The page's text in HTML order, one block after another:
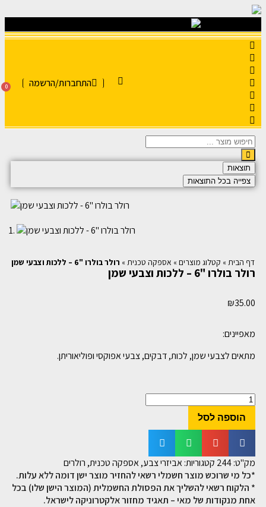
התחברות/הרשמה 0
תוצאות
צפייה בכל התוצאות
דף הבית» קטלוג מוצרים» אספקה טכנית» רולר בולרו "6 – ללכות וצבעי שמן
רולר בולרו "6 – ללכות וצבעי שמן
₪35.00
מאפיינים:
מתאים לצבעי שמן, לכות, דבקים, צבעי אפוקסי ופוליאוריתן.
הוספה לסל
מק"ט:244 קטגוריות:אביזרי צבע,אספקה טכנית, רולרים
*כל מי שרוכש מוצר חשמלי רשאי להחזיר מוצר ישן דומה ללא עלות.
* הלקוח רשאי להשליך את הפסולת החשמלית (המוצר הישן שלו) בכל
אחת מנקודות של מאי – תאגיד מחזור אלקטרוניקה לישראל.